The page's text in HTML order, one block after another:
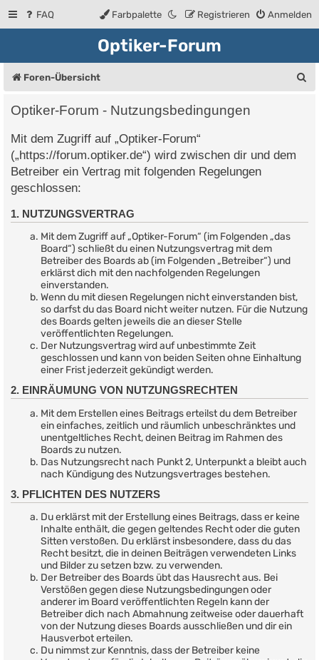
FAQ Anmelden
Registrieren
Farbpalette
Optiker-Forum
Foren-Übersicht
Optiker-Forum - Nutzungsbedingungen
Mit dem Zugriff auf „Optiker-Forum“
(„https://forum.optiker.de“) wird zwischen dir und dem
Betreiber ein Vertrag mit folgenden Regelungen
geschlossen:
1. NUTZUNGSVERTRAG
Mit dem Zugriff auf „Optiker-Forum“ (im Folgenden „das
Board“) schließt du einen Nutzungsvertrag mit dem
Betreiber des Boards ab (im Folgenden „Betreiber“) und
erklärst dich mit den nachfolgenden Regelungen
einverstanden.
Wenn du mit diesen Regelungen nicht einverstanden bist,
so darfst du das Board nicht weiter nutzen. Für die Nutzung
des Boards gelten jeweils die an dieser Stelle
veröffentlichten Regelungen.
Der Nutzungsvertrag wird auf unbestimmte Zeit
geschlossen und kann von beiden Seiten ohne Einhaltung
einer Frist jederzeit gekündigt werden.
2. EINRÄUMUNG VON NUTZUNGSRECHTEN
Mit dem Erstellen eines Beitrags erteilst du dem Betreiber
ein einfaches, zeitlich und räumlich unbeschränktes und
unentgeltliches Recht, deinen Beitrag im Rahmen des
Boards zu nutzen.
Das Nutzungsrecht nach Punkt 2, Unterpunkt a bleibt auch
nach Kündigung des Nutzungsvertrages bestehen.
3. PFLICHTEN DES NUTZERS
Du erklärst mit der Erstellung eines Beitrags, dass er keine
Inhalte enthält, die gegen geltendes Recht oder die guten
Sitten verstoßen. Du erklärst insbesondere, dass du das
Recht besitzt, die in deinen Beiträgen verwendeten Links
und Bilder zu setzen bzw. zu verwenden.
Der Betreiber des Boards übt das Hausrecht aus. Bei
Verstößen gegen diese Nutzungsbedingungen oder
anderer im Board veröffentlichten Regeln kann der
Betreiber dich nach Abmahnung zeitweise oder dauerhaft
von der Nutzung dieses Boards ausschließen und dir ein
Hausverbot erteilen.
Du nimmst zur Kenntnis, dass der Betreiber keine